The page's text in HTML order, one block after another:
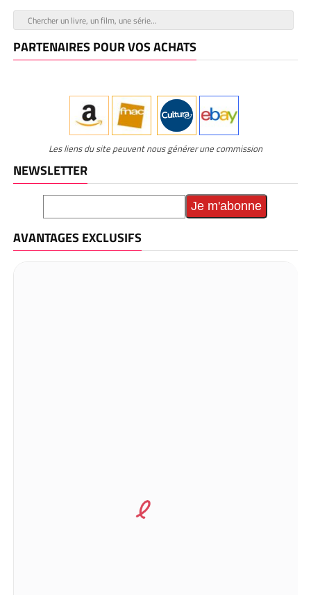
PARTENAIRES POUR VOS ACHATS
Les liens du site peuvent nous générer une commission
NEWSLETTER
AVANTAGES EXCLUSIFS